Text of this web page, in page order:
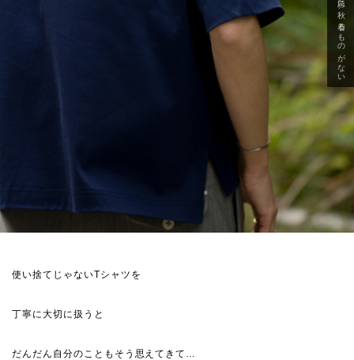
使い捨てじゃないTシャツを
丁寧に大切に扱うと
だんだん自分のこともそう思えてきて…
急に秋、着るものがない